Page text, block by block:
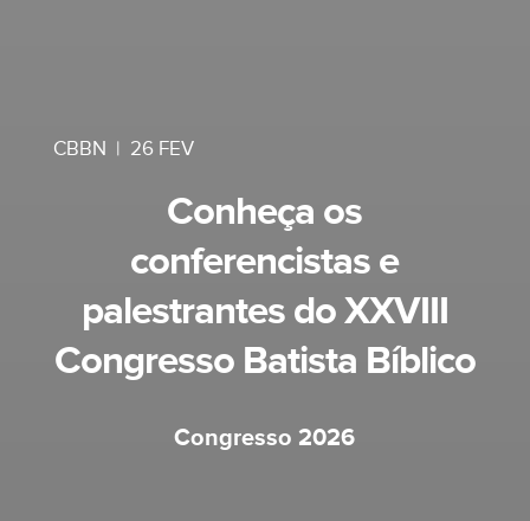
CBBN | 26 FEV
Conheça os
conferencistas e
palestrantes do XXVIII
Congresso Batista Bíblico
Congresso 2026